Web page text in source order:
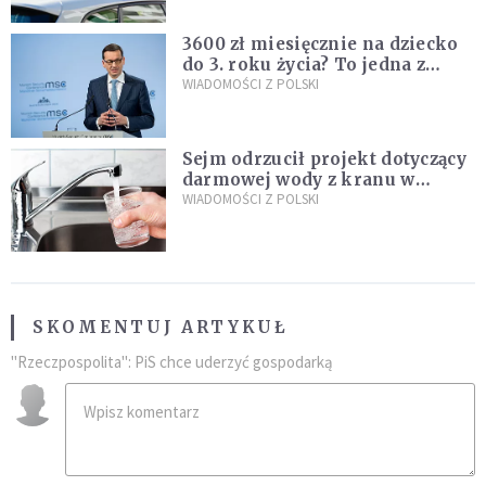
3600 zł miesięcznie na dziecko
do 3. roku życia? To jedna z
propozycji programu "Rozwój
WIADOMOŚCI Z POLSKI
Sejm odrzucił projekt dotyczący
darmowej wody z kranu w
restauracjach
WIADOMOŚCI Z POLSKI
SKOMENTUJ ARTYKUŁ
"Rzeczpospolita": PiS chce uderzyć gospodarką